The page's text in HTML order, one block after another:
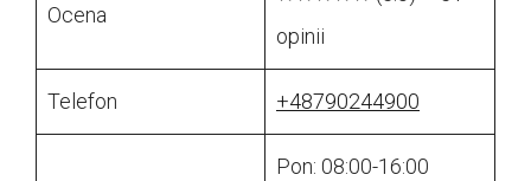
Ocena
opinii
Telefon +48790244900
Pon: 08:00-16:00